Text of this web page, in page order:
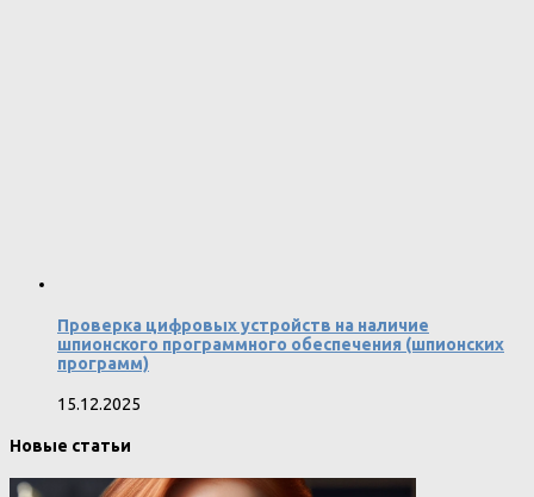
Проверка цифровых устройств на наличие
шпионского программного обеспечения (шпионских
программ)
15.12.2025
Новые статьи